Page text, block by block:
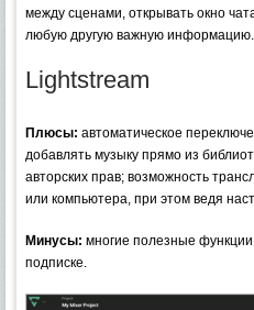
между сценами, открывать окно
любую другую важную информацию.
Lightstream
Плюсы: автоматическое
добавлять музыку прямо из
авторских прав; возможность
или компьютера, при этом ведя
Минусы: многие полезные
подписке.